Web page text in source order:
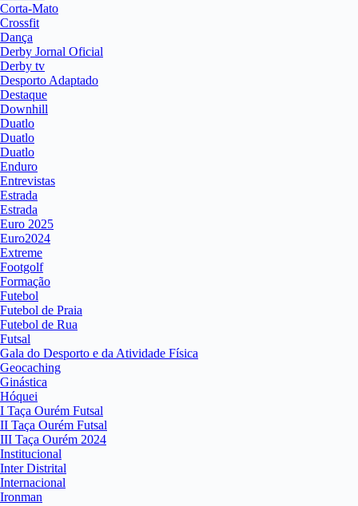
Corta-Mato
Crossfit
Dança
Derby Jornal Oficial
Derby tv
Desporto Adaptado
Destaque
Downhill
Duatlo
Duatlo
Duatlo
Enduro
Entrevistas
Estrada
Estrada
Euro 2025
Euro2024
Extreme
Footgolf
Formação
Futebol
Futebol de Praia
Futebol de Rua
Futsal
Gala do Desporto e da Atividade Física
Geocaching
Ginástica
Hóquei
I Taça Ourém Futsal
II Taça Ourém Futsal
III Taça Ourém 2024
Institucional
Inter Distrital
Internacional
Ironman